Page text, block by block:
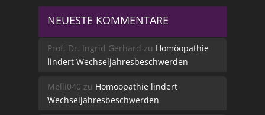
NEUESTE KOMMENTARE
Prof. Dr. Ingrid Gerhard zu Homöopathie
lindert Wechseljahresbeschwerden
Melli040 zu Homöopathie lindert
Wechseljahresbeschwerden